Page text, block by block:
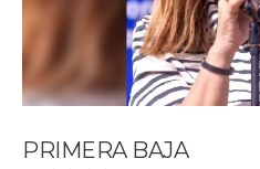
PRIMERA BAJA